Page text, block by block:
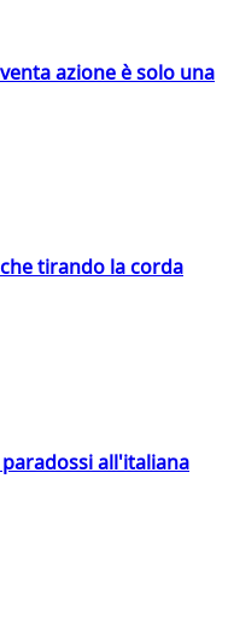
azione è solo una
tirando la corda
all'italiana